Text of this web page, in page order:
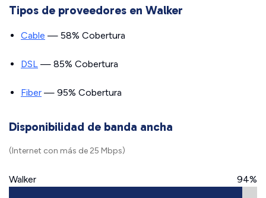
Tipos de proveedores en Walker
Cable — 58% Cobertura
DSL — 85% Cobertura
Fiber — 95% Cobertura
Disponibilidad de banda ancha
(Internet con más de 25 Mbps)
Walker 94%